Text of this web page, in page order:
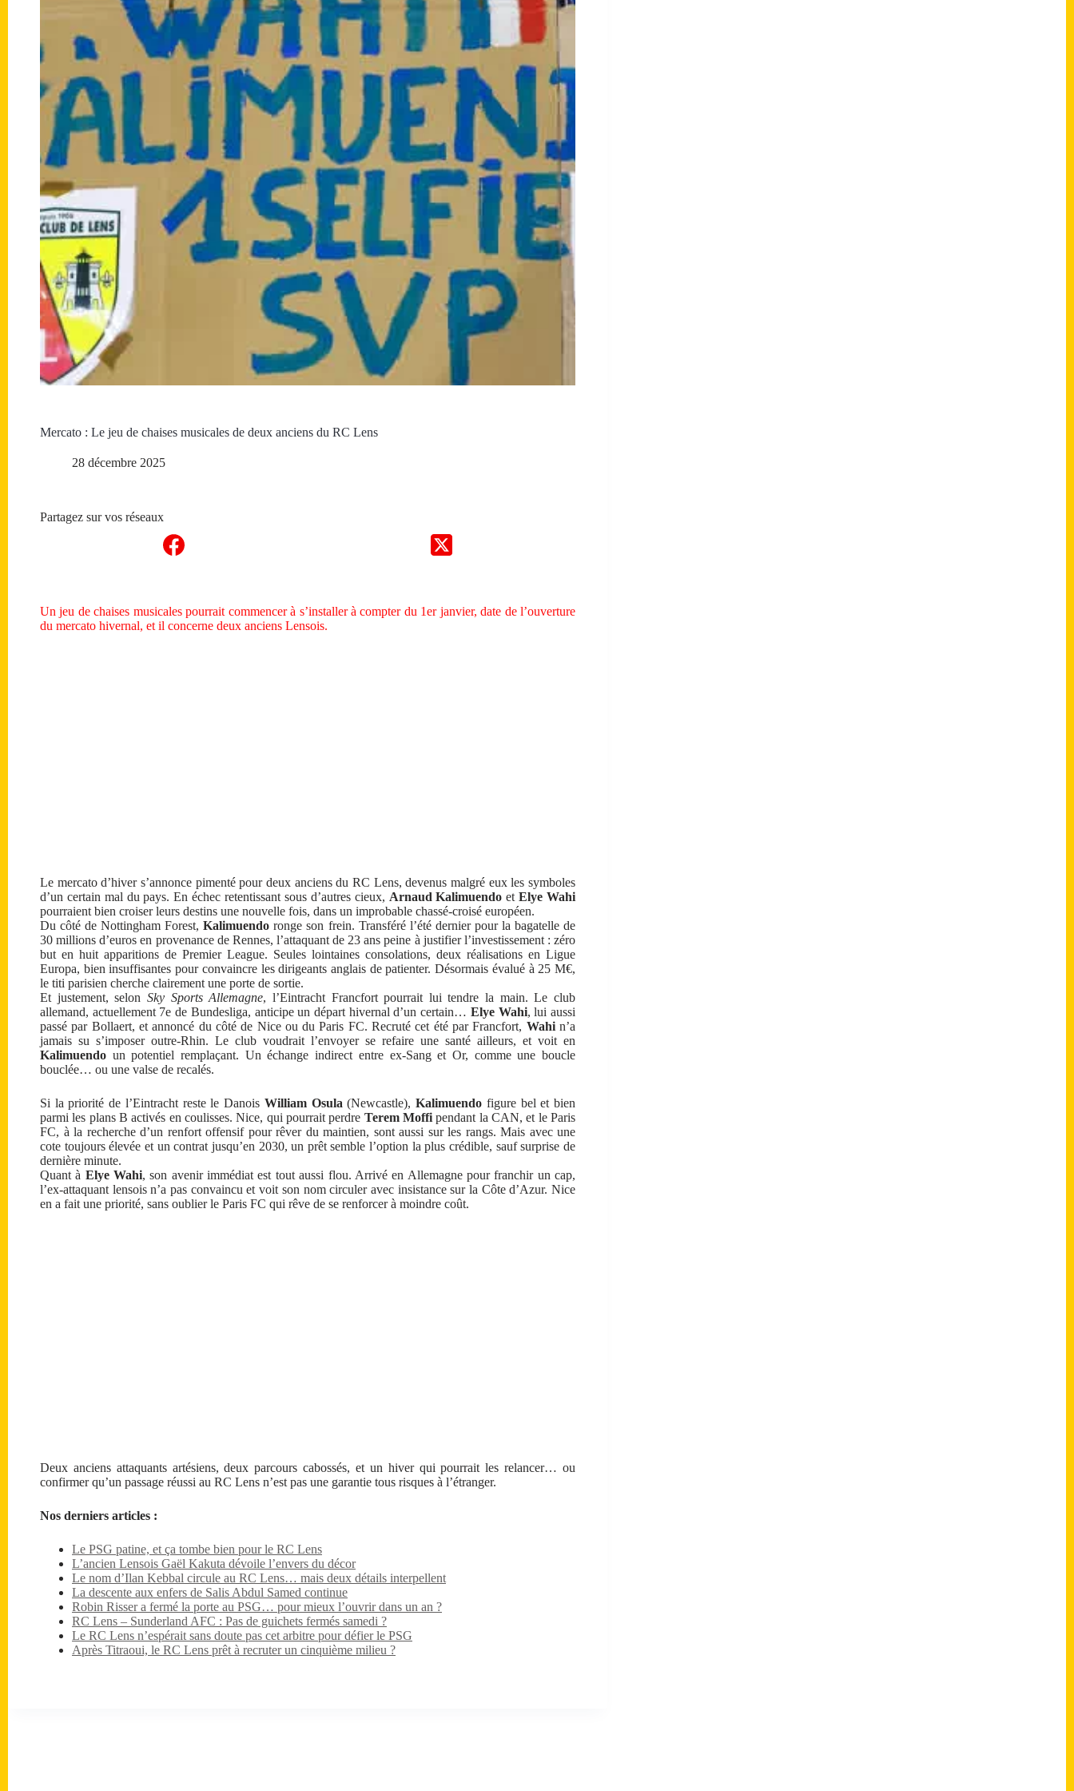
Mercato : Le jeu de chaises musicales de deux anciens du RC Lens
28 décembre 2025
Partagez sur vos réseaux
Un jeu de chaises musicales pourrait commencer à s’installer à compter du 1er janvier, date de l’ouverture
du mercato hivernal, et il concerne deux anciens Lensois.
Le mercato d’hiver s’annonce pimenté pour deux anciens du RC Lens, devenus malgré eux les symboles
d’un certain mal du pays. En échec retentissant sous d’autres cieux, Arnaud Kalimuendo etElye Wahi
pourraient bien croiser leurs destins une nouvelle fois, dans un improbable chassé-croisé européen.
Du côté de Nottingham Forest,Kalimuendo ronge son frein. Transféré l’été dernier pour la bagatelle de
30 millions d’euros en provenance de Rennes, l’attaquant de 23 ans peine à justifier l’investissement : zéro
but en huit apparitions de Premier League. Seules lointaines consolations, deux réalisations en Ligue
Europa, bien insuffisantes pour convaincre les dirigeants anglais de patienter. Désormais évalué à 25 M€,
le titi parisien cherche clairement une porte de sortie.
Et justement, selon Sky Sports Allemagne, l’Eintracht Francfort pourrait lui tendre la main. Le club
allemand, actuellement 7e de Bundesliga, anticipe un départ hivernal d’un certain… Elye Wahi, lui aussi
passé par Bollaert, et annoncé du côté de Nice ou du Paris FC. Recruté cet été par Francfort, Wahin’a
jamais su s’imposer outre-Rhin. Le club voudrait l’envoyer se refaire une santé ailleurs, et voit en
Kalimuendo un potentiel remplaçant. Un échange indirect entre ex-Sang et Or, comme une boucle
bouclée… ou une valse de recalés.
Si la priorité de l’Eintracht reste le Danois William Osula (Newcastle), Kalimuendo figure bel et bien
parmi les plans B activés en coulisses. Nice, qui pourrait perdre Terem Moffi pendant la CAN, et le Paris
FC, à la recherche d’un renfort offensif pour rêver du maintien, sont aussi sur les rangs. Mais avec une
cote toujours élevée et un contrat jusqu’en 2030, un prêt semble l’option la plus crédible, sauf surprise de
dernière minute.
Quant à Elye Wahi, son avenir immédiat est tout aussi flou. Arrivé en Allemagne pour franchir un cap,
l’ex-attaquant lensois n’a pas convaincu et voit son nom circuler avec insistance sur la Côte d’Azur. Nice
en a fait une priorité, sans oublier le Paris FC qui rêve de se renforcer à moindre coût.
Deux anciens attaquants artésiens, deux parcours cabossés, et un hiver qui pourrait les relancer… ou
confirmer qu’un passage réussi au RC Lens n’est pas une garantie tous risques à l’étranger.
Nos derniers articles :
Le PSG patine, et ça tombe bien pour le RC Lens
L’ancien Lensois Gaël Kakuta dévoile l’envers du décor
Le nom d’Ilan Kebbal circule au RC Lens… mais deux détails interpellent
La descente aux enfers de Salis Abdul Samed continue
Robin Risser a fermé la porte au PSG… pour mieux l’ouvrir dans un an ?
RC Lens – Sunderland AFC : Pas de guichets fermés samedi ?
Le RC Lens n’espérait sans doute pas cet arbitre pour défier le PSG
Après Titraoui, le RC Lens prêt à recruter un cinquième milieu ?